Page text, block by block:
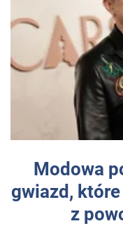
Modowa
gwiazd,
z